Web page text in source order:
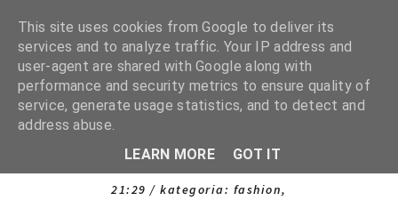
21:29/ kategoria: fashion,
This site uses cookies from Google to deliver its
services and to analyze traffic. Your IP address and
user-agent are shared with Google along with
performance and security metrics to ensure quality of
service, generate usage statistics, and to detect and
address abuse.
LEARN MORE
GOT IT